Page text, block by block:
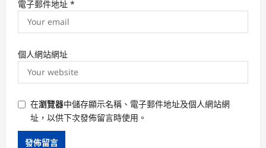
電子郵件地址 *
個人網站網址
在瀏覽器中儲存顯示名稱、電子郵件地址及個人網站網
址，以供下次發佈留言時使用。